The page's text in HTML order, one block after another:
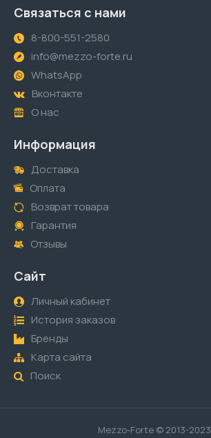
Связаться с нами
8-800-551-2580
info@mezzo-forte.ru
WhatsApp
Вконтакте
О нас
Информация
Доставка
Оплата
Возврат товара
Гарантия
Отзывы
Сайт
Личный кабинет
История заказов
Бренды
Карта сайта
Поиск
Mezzo-Forte © 2013-2023